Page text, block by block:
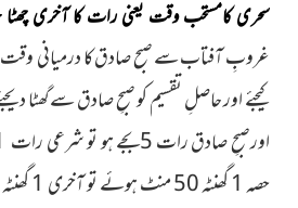
سحری کامستحب وقت یعنی رات کا آخری چھٹا
غروبِ آفتاب سے صبح صادق کا درمیانی وقت
کیجئے اور حاصلِ تقسیم کو صبحِ صادق سے گھٹا
اورصبحِ صادق رات 5بجے ہو تو شرعی رات
حصہ 1 گھنٹہ 50 منٹ ہوئے تو آخری